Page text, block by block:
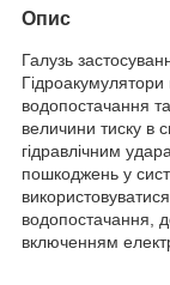
Опис
Галузь
водопостачання
величини тиску в
гідравлічним
пошкоджень у
водопостачання,
включенням